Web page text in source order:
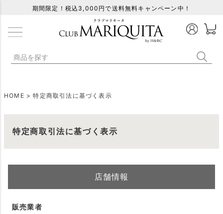
期間限定！税込3,000円で送料無料キャンペーン中！
HOME 特定商取引法に基づく表示
特定商取引法に基づく表示
店舗情報
販売業者